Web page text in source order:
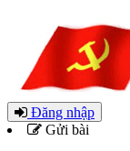
Đăng nhập
Gửi bài